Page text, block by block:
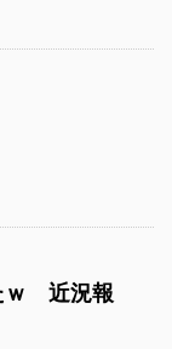
ｗ 近況報